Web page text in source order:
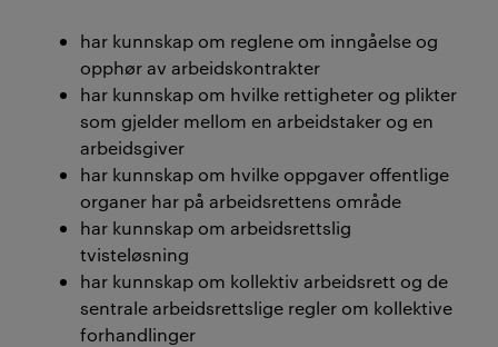
har kunnskap om reglene om inngåelse og
opphør av arbeidskontrakter
har kunnskap om hvilke rettigheter og plikter
som gjelder mellom en arbeidstaker og en
arbeidsgiver
har kunnskap om hvilke oppgaver offentlige
organer har på arbeidsrettens område
har kunnskap om arbeidsrettslig
tvisteløsning
har kunnskap om kollektiv arbeidsrett og de
sentrale arbeidsrettslige regler om kollektive
forhandlinger